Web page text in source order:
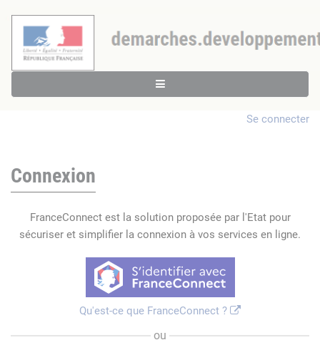
Se connecter
Connexion
FranceConnect est la solution proposée par l'Etat pour
sécuriser et simplifier la connexion à vos services en ligne.
Qu'est-ce que FranceConnect ?
ou